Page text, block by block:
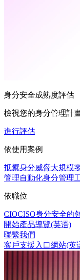
身分安全成熟度評估
檢視您的身分管理計
進行評估
依使用案例
抵禦身分威脅大規模
管理自動化身分管理
依職位
CIOCISO身分安全的
開始產品導覽(英语)
聯繫我們
客戶支援入口網站(英